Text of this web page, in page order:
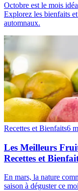
Octobre est le mois
Explorez les bienfaits
automnaux.
Recettes et Bienfaits6
Les Meilleurs
Recettes et
En mars, la nature
saison à déguster ce